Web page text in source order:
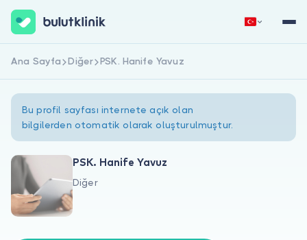
Hakkımızda
Hemen Kaydol
Ana Sayfa Diğer PSK. Hanife Yavuz
Bu profil sayfası internete açık olan
bilgilerden otomatik olarak oluşturulmuştur.
PSK. Hanife Yavuz
Diğer